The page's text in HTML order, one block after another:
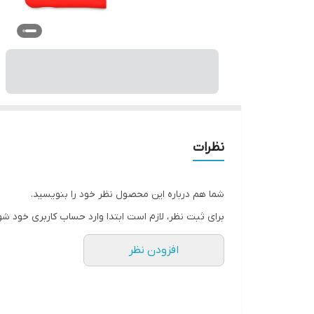
نظرات
شما هم درباره این محصول نظر خود را بنویسید.
برای ثبت نظر، لازم است ابتدا وارد حساب کاربری خود
افزودن نظر